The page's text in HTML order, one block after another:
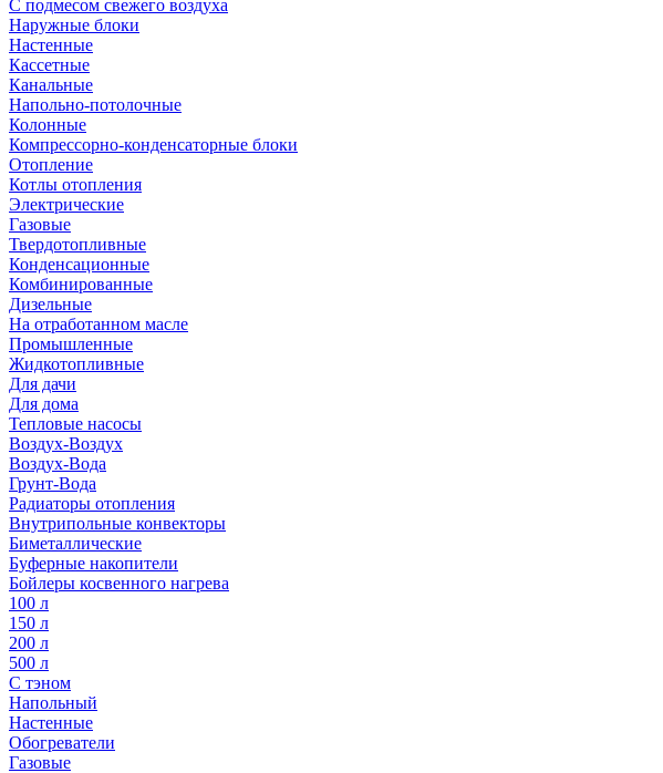
С подмесом свежего воздуха
Наружные блоки
Настенные
Кассетные
Канальные
Напольно-потолочные
Колонные
Компрессорно-конденсаторные блоки
Отопление
Котлы отопления
Электрические
Газовые
Твердотопливные
Конденсационные
Комбинированные
Дизельные
На отработанном масле
Промышленные
Жидкотопливные
Для дачи
Для дома
Тепловые насосы
Воздух-Воздух
Воздух-Вода
Грунт-Вода
Радиаторы отопления
Внутрипольные конвекторы
Биметаллические
Буферные накопители
Бойлеры косвенного нагрева
100 л
150 л
200 л
500 л
С тэном
Напольный
Настенные
Обогреватели
Газовые